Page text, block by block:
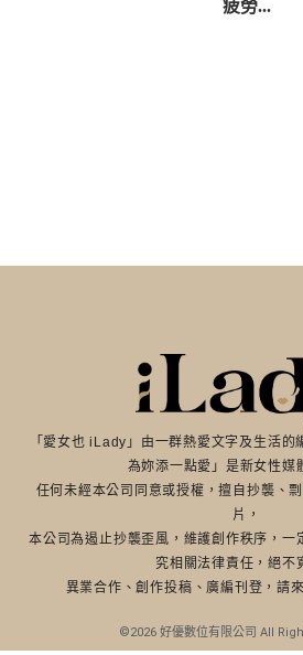
疲勞...
「愛女也 iLady」由一群熱愛文字及生活的
為妳添一點愛」是新女性媒
任何未經本公司同意或授權，擅自抄襲、
片，
本公司為遏止抄襲歪風，維護創作秩序，一
究相關法律責任，絕不
異業合作、創作投稿、廣編刊登，請
©2026 好優數位有限公司 All